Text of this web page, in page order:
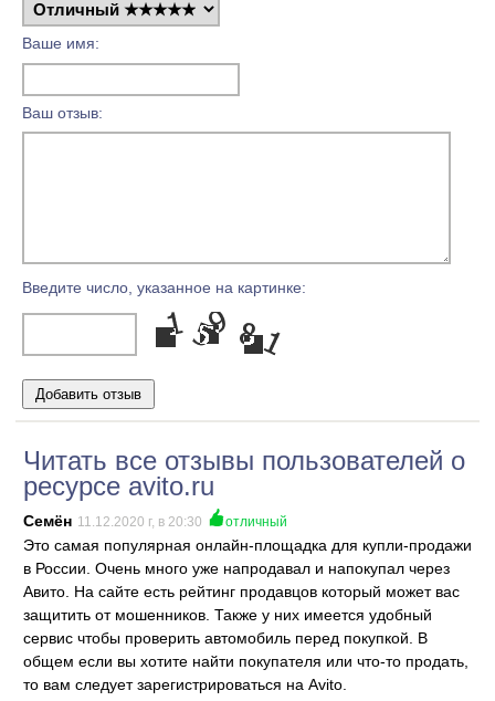
Ваше имя:
Ваш отзыв:
Введите число, указанное на картинке:
Читать все отзывы пользователей о
ресурсе avito.ru
Семён 11.12.2020 г, в 20:30 отличный
Это самая популярная онлайн-площадка для купли-продажи
в России. Очень много уже напродавал и напокупал через
Авито. На сайте есть рейтинг продавцов который может вас
защитить от мошенников. Также у них имеется удобный
сервис чтобы проверить автомобиль перед покупкой. В
общем если вы хотите найти покупателя или что-то продать,
то вам следует зарегистрироваться на Avito.